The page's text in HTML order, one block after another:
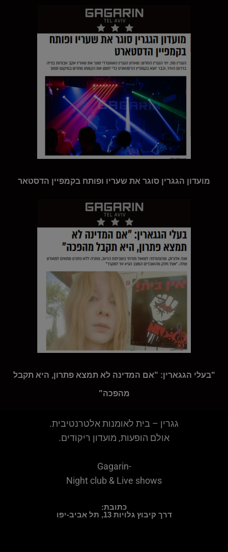
מועדון הגגרין סוגר את שעריו ופותח בקמפיין הדסטאר
"בעלי הגגארין: "אם המדינה לא תמצא פתרון, היא תקבל
מהפכה"
גגרין – בית לאומנות אלטרנטיבית.
אולם הופעות, מועדון ריקודים.
Gagarin-
Night club & Live shows
כתובת:
דרך קיבוץ גלויות 13, תל אביב-יפו